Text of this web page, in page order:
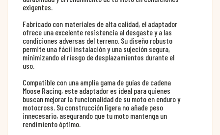
exigentes.
Fabricado con materiales de alta calidad, el adaptador
ofrece una excelente resistencia al desgaste y a las
condiciones adversas del terreno. Su diseño robusto
permite una fácil instalación y una sujeción segura,
minimizando el riesgo de desplazamientos durante el
uso.
Compatible con una amplia gama de guías de cadena
Moose Racing, este adaptador es ideal para quienes
buscan mejorar la funcionalidad de su moto en enduro y
motocross. Su construcción ligera no añade peso
innecesario, asegurando que tu moto mantenga un
rendimiento óptimo.